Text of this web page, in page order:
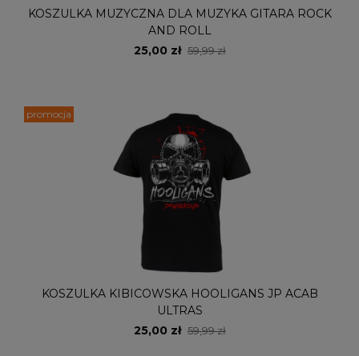
KOSZULKA MUZYCZNA DLA MUZYKA GITARA ROCK
AND ROLL
25,00 zł 59,99 zł
KOSZULKA KIBICOWSKA HOOLIGANS JP ACAB
ULTRAS
25,00 zł 59,99 zł
promocja